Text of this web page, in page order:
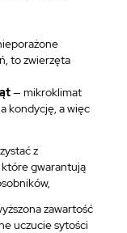
to zwierzęta
— mikroklimat
kondycję, a więc
z
gwarantują
zawartość
uczucie sytości